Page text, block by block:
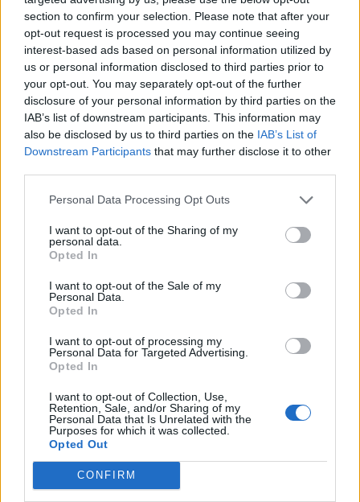
section to confirm your selection. Please note that after your
opt-out request is processed you may continue seeing
interest-based ads based on personal information utilized by
us or personal information disclosed to third parties prior to
your opt-out. You may separately opt-out of the further
disclosure of your personal information by third parties on the
IAB’s list of downstream participants. This information may
also be disclosed by us to third parties on the IAB’s List of
Downstream Participants that may further disclose it to other
Personal Data Processing Opt Outs
I want to opt-out of the Sharing of my
personal data.
Opted In
I want to opt-out of the Sale of my
Personal Data.
Opted In
I want to opt-out of processing my
Personal Data for Targeted Advertising.
Opted In
I want to opt-out of Collection, Use,
Retention, Sale, and/or Sharing of my
Personal Data that Is Unrelated with the
Purposes for which it was collected.
Opted Out
CONFIRM
mit Ihrer Freundesliste, mehr Spieler bedeutet mehr Umsatz
für den Entwickler, also helfen Sie ihm zu wachsen.
Suche nach Buchstaben.
Geben Sie alle Buchstaben
des Puzzles ein:
Suche
nach
Buchstaben.
Puzzles
Wählen Sie Ihr Puzzle aus:
Puzzle nicht gefunden.
Hier können Sie nach Ihrer Antwort anhand der
Levelnummer suchen, aber wir empfehlen Ihnen, die Suche
nach Buchstaben zu verwenden.
Wählen Sie Ihr Level:
Wort Kreuz Level 1
Wort Kreuz Level 2
Wort Kreuz Level 3
Wort Kreuz Level 4